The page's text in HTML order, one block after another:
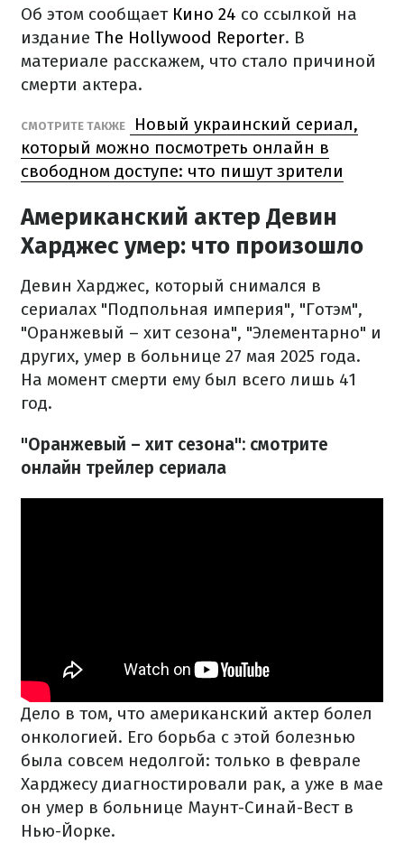
Об этом сообщаетКино 24 со ссылкой на
издание The Hollywood Reporter. В
материале расскажем, что стало причиной
смерти актера.
СМОТРИТЕ ТАКЖЕ
Новый украинский сериал,
который можно посмотреть онлайн в
свободном доступе: что пишут зрители
Американский актер Девин
Харджес умер: что произошло
Девин Харджес, который снимался в
сериалах "Подпольная империя", "Готэм",
"Оранжевый – хит сезона", "Элементарно" и
других, умер в больнице 27 мая 2025 года.
На момент смерти ему был всего лишь 41
год.
"Оранжевый – хит сезона": смотрите
онлайн трейлер сериала
Дело в том, что американский актер болел
онкологией. Его борьба с этой болезнью
была совсем недолгой: только в феврале
Харджесу диагностировали рак, а уже в мае
он умер в больнице Маунт-Синай-Вест в
Нью-Йорке.